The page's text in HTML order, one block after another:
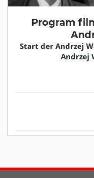
Program
Start der Andrzej
Andrzej